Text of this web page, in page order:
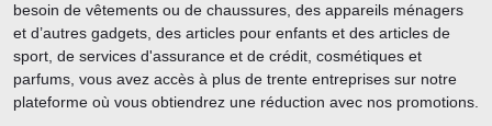
besoin de vêtements ou de chaussures, des appareils ménagers
et d’autres gadgets, des articles pour enfants et des articles de
sport, de services d'assurance et de crédit, cosmétiques et
parfums, vous avez accès à plus de trente entreprises sur notre
plateforme où vous obtiendrez une réduction avec nos promotions.